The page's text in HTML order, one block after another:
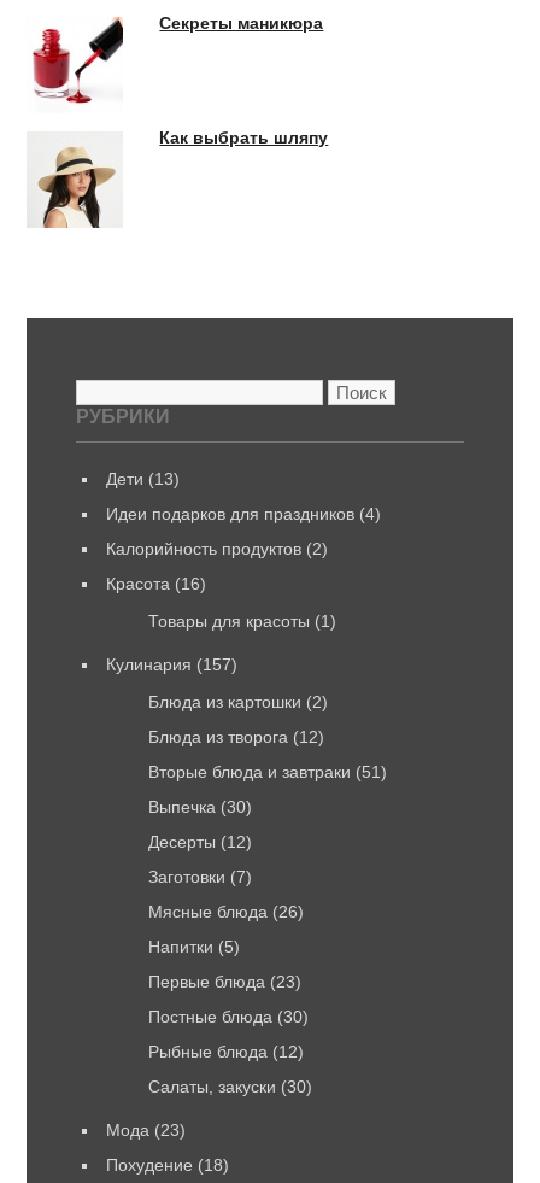
Секреты маникюра
Как выбрать шляпу
РУБРИКИ
Дети (13)
Идеи подарков для праздников(4)
Калорийность продуктов(2)
Красота (16)
Товары для красоты (1)
Кулинария (157)
Блюда из картошки (2)
Блюда из творога (12)
Вторые блюда и завтраки (51)
Выпечка (30)
Десерты (12)
Заготовки (7)
Мясные блюда (26)
Напитки (5)
Первые блюда (23)
Постные блюда (30)
Рыбные блюда (12)
Салаты, закуски (30)
Мода (23)
Похудение (18)